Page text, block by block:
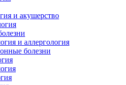
и акушерство
и аллергология
болезни